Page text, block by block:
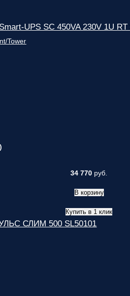
UPS SC 450VA 230V 1U
34 770 руб.
В корзину
Купить в 1 клик
СЛИМ 500 SL50101